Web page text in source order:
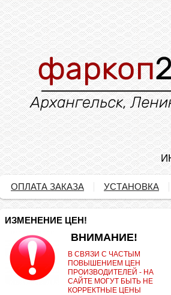
ОПЛАТА ЗАКАЗА УСТАНОВКА
ИЗМЕНЕНИЕ ЦЕН!
ВНИМАНИЕ!
В СВЯЗИ С ЧАСТЫМ
ПОВЫШЕНИЕМ ЦЕН
ПРОИЗВОДИТЕЛЕЙ - НА
САЙТЕ МОГУТ БЫТЬ НЕ
КОРРЕКТНЫЕ ЦЕНЫ